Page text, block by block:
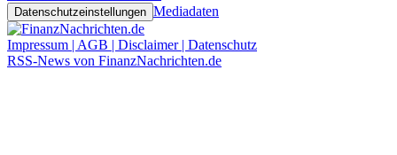
Datenschutzeinstellungen Mediadaten
Impressum | AGB | Disclaimer | Datenschutz
RSS-News von FinanzNachrichten.de